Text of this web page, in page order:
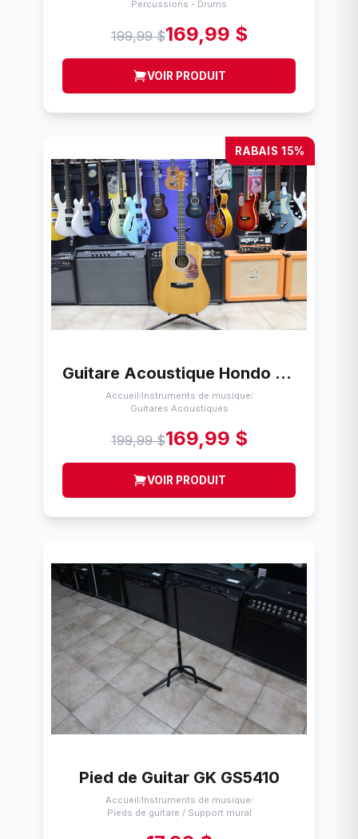
Percussions - Drums
199,99 $169,99 $
VOIR PRODUIT
RABAIS 15%
Guitare Acoustique Hondo H-125
Accueil/Instruments de musique/
Guitares Acoustiques
199,99 $169,99 $
VOIR PRODUIT
Pied de Guitar GK GS5410
Accueil/Instruments de musique/
Pieds de guitare / Support mural